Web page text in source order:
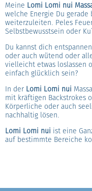
Meine Lomi Lomi nui
welche Energie Du
weiterzuleiten. Peles
Selbstbewusstsein oder
Du kannst dich
oder auch wütend oder
vielleicht etwas loslassen
einfach glücklich sein?
In der Lomi Lomi nui
mit kräftigen Backstrokes
Körperliche oder auch
nachhaltig lösen.
Lomi Lomi nui ist eine
auf bestimmte Bereiche